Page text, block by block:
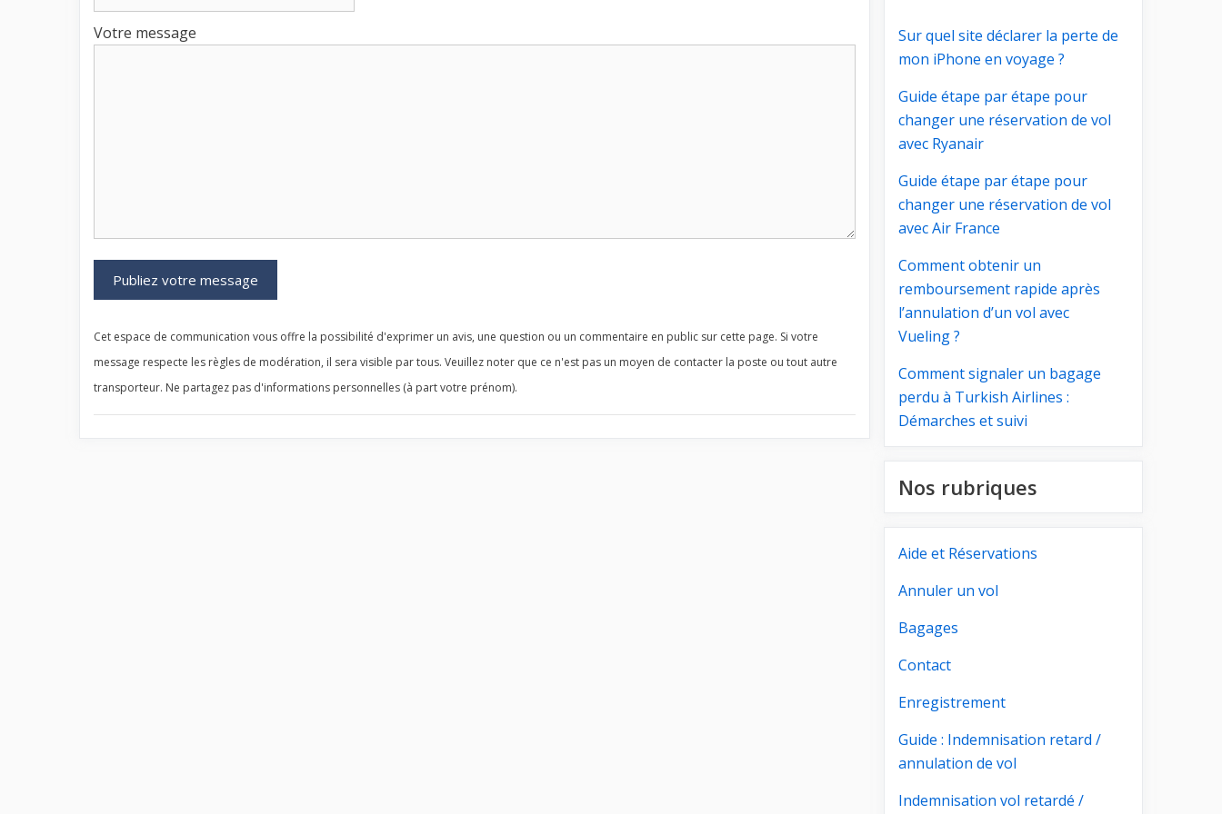
Votre message
Cet espace de communication vous offre la possibilité d'exprimer un avis, une question ou un commentaire en public sur cette page. Si votre
message respecte les règles de modération, il sera visible par tous. Veuillez noter que ce n'est pas un moyen de contacter la poste ou tout autre
transporteur. Ne partagez pas d'informations personnelles (à part votre prénom).
Sur quel site déclarer la perte de
mon iPhone en voyage ?
Guide étape par étape pour
changer une réservation de vol
avec Ryanair
Guide étape par étape pour
changer une réservation de vol
avec Air France
Comment obtenir un
remboursement rapide après
l’annulation d’un vol avec
Vueling ?
Comment signaler un bagage
perdu à Turkish Airlines :
Démarches et suivi
Nos rubriques
Aide et Réservations
Annuler un vol
Bagages
Contact
Enregistrement
Guide : Indemnisation retard /
annulation de vol
Indemnisation vol retardé /